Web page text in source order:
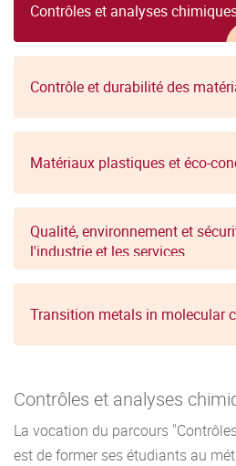
Contrôles et analyses
Contrôle et durabilité des
Matériaux plastiques et éco-
Qualité, environnement et
l'industrie et les services
Transition metals in molecular
Contrôles et analyses
La vocation du parcours
est de former ses étudiants au